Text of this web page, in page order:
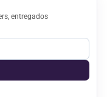
entregados